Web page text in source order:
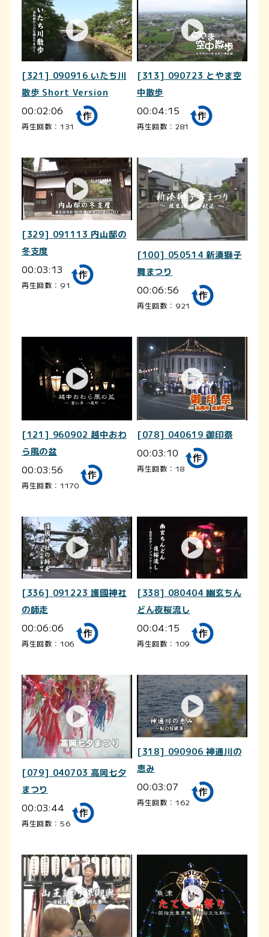
[321] 090916 いたち川
散歩 Short Version
00:02:06
再生回数：131
[313] 090723 とやま空
中散歩
00:04:15
再生回数：281
[329] 091113 内山邸の
冬支度
00:03:13
再生回数：91
[100] 050514 新湊獅子
舞まつり
00:06:56
再生回数：921
[121] 960902 越中おわ
ら風の盆
00:03:56
再生回数：1170
[078] 040619 御印祭
00:03:10
再生回数：18
[336] 091223 護國神社
の師走
00:06:06
再生回数：106
[338] 080404 幽玄ちん
どん夜桜流し
00:04:15
再生回数：109
[079] 040703 高岡七夕
まつり
00:03:44
再生回数：56
[318] 090906 神通川の
恵み
00:03:07
再生回数：162